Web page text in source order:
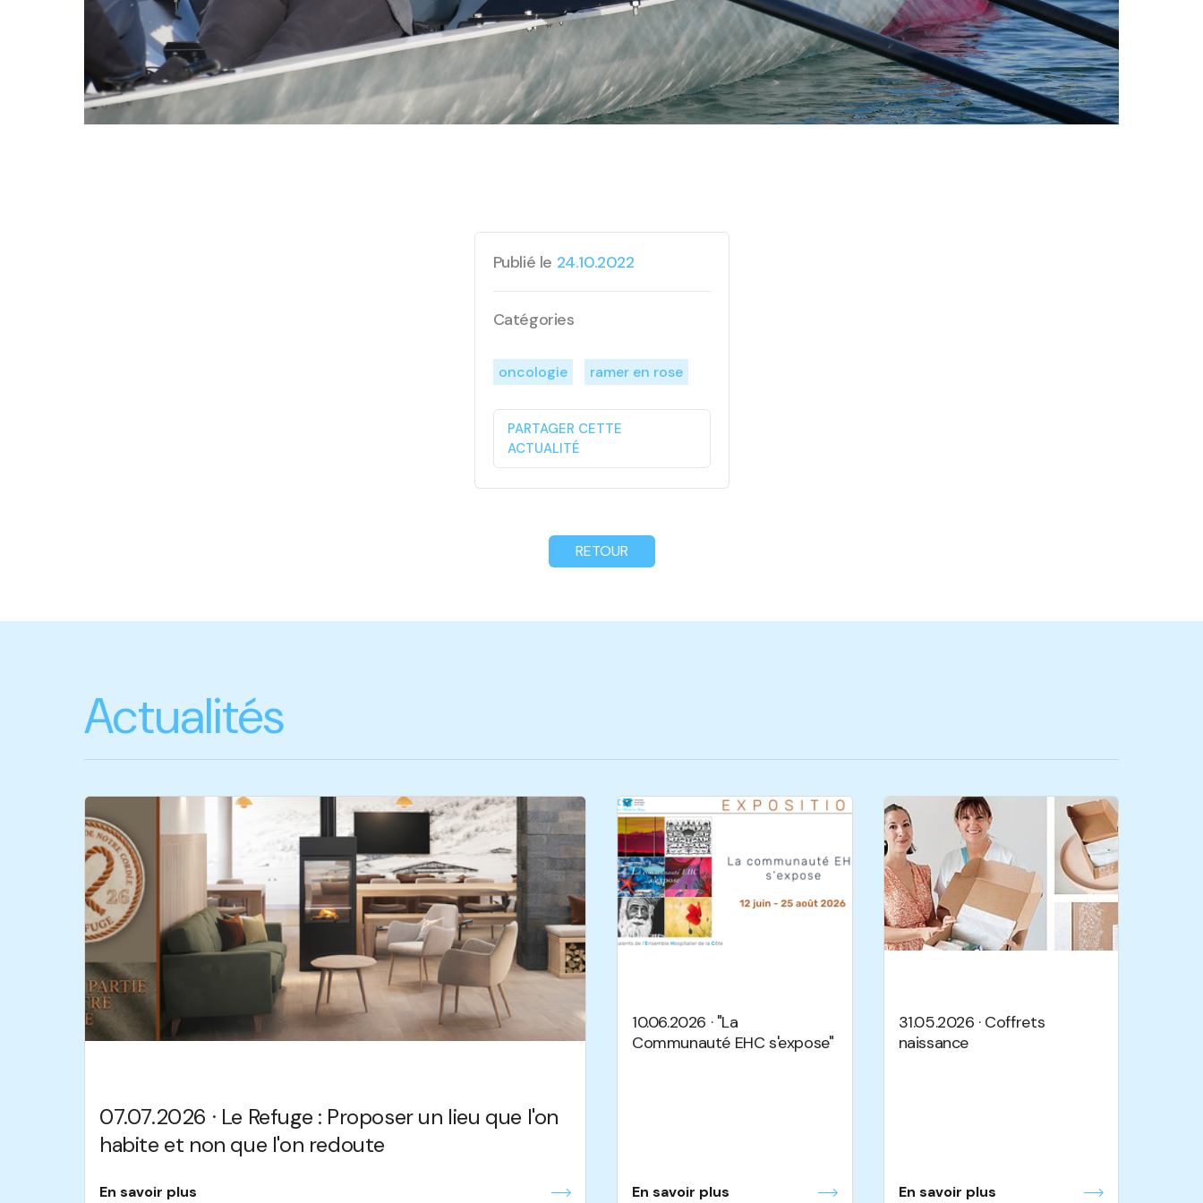
Publié le 24.10.2022
Catégories
oncologie ramer en rose
PARTAGER CETTE
ACTUALITÉ
RETOUR
Actualités
07.07.2026 · Le Refuge : Proposer un lieu que l'on
habite et non que l'on redoute
En savoir plus
10.06.2026 · "La
Communauté EHC s'expose"
En savoir plus
31.05.2026 · Coffrets
naissance
En savoir plus